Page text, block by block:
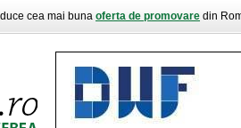
cea mai buna oferta de promovare din